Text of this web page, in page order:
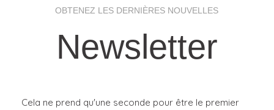
OBTENEZ LES DERNIÈRES NOUVELLES
Newsletter
Cela ne prend qu'une seconde pour être le premier